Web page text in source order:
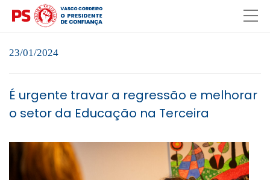
23/01/2024
É urgente travar a regressão e melhorar
o setor da Educação na Terceira